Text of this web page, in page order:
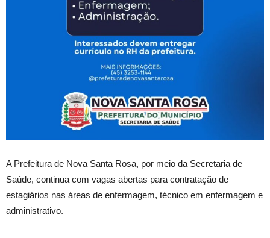
A Prefeitura de Nova Santa Rosa, por meio da Secretaria de
Saúde, continua com vagas abertas para contratação de
estagiários nas áreas de enfermagem, técnico em enfermagem e
administrativo.